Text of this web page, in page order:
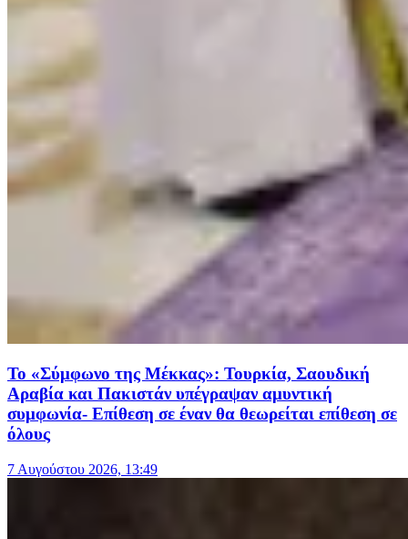
Το «Σύμφωνο της Μέκκας»: Τουρκία, Σαουδική
Αραβία και Πακιστάν υπέγραψαν αμυντική
συμφωνία- Επίθεση σε έναν θα θεωρείται επίθεση σε
όλους
7 Αυγούστου 2026, 13:49